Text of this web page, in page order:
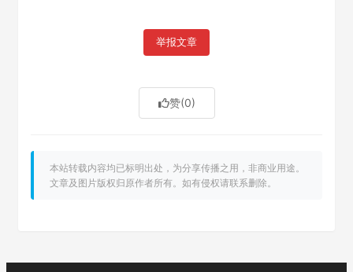
举报文章
赞(0)
本站转载内容均已标明出处，为分享传播之用，非商业用途。
文章及图片版权归原作者所有。如有侵权请联系删除。